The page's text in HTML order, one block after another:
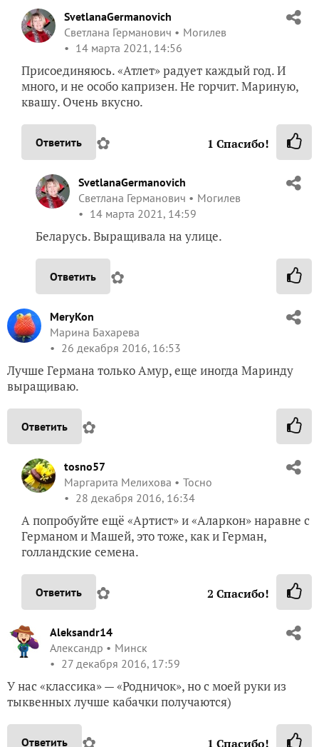
SvetlanaGermanovich
Светлана Германович
Могилев
14 марта 2021, 14:56
Присоединяюсь. «Атлет» радует каждый год. И
много, и не особо капризен. Не горчит. Мариную,
квашу. Очень вкусно.
Ответить ✿ 1 Спасибо!
SvetlanaGermanovich
Светлана Германович
Могилев
14 марта 2021, 14:59
Беларусь. Выращивала на улице.
Ответить ✿
MeryKon
Марина Бахарева
26 декабря 2016, 16:53
Лучше Германа только Амур, еще иногда Маринду
выращиваю.
Ответить ✿
tosno57
Маргарита Мелихова
Тосно
28 декабря 2016, 16:34
А попробуйте ещё «Артист» и «Аларкон» наравне с
Германом и Машей, это тоже, как и Герман,
голландские семена.
Ответить ✿ 2 Спасибо!
Aleksandr14
Александр
Минск
27 декабря 2016, 17:59
У нас «классика» — «Родничок», но с моей руки из
тыквенных лучше кабачки получаются)
Ответить 1 Спасибо!